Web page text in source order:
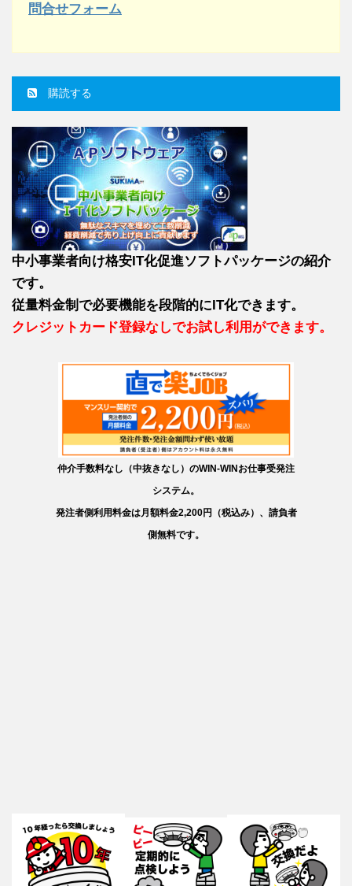
問合せフォーム
購読する
中小事業者向け格安IT化促進ソフトパッケージの紹介
です。
従量料金制で必要機能を段階的にIT化できます。
クレジットカード登録なしでお試し利用ができます。
仲介手数料なし（中抜きなし）のWIN-WINお仕事受発注
システム。
発注者側利用料金は月額料金2,200円（税込み）、請負者
側無料です。